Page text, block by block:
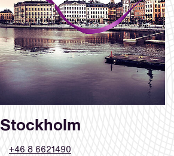
Stockholm
+46 8 6621490